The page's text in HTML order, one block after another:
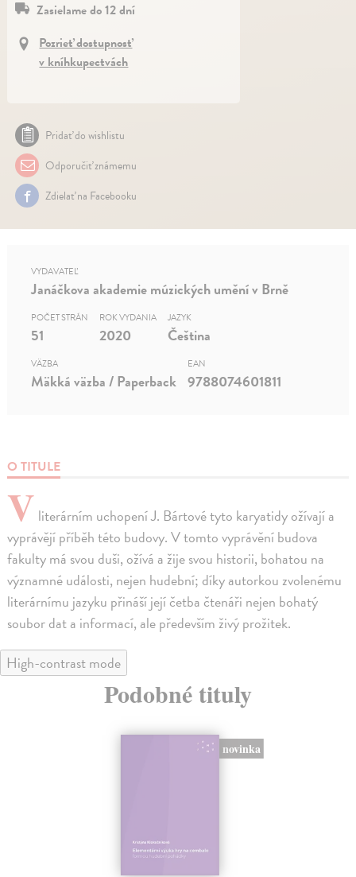
Zasielame do 12 dní
Pozrieť dostupnosť
v kníhkupectvách
Pridať do wishlistu
Odporučiť známemu
Zdielať na Facebooku
O TITULE
V literárním uchopení J. Bártové tyto karyatidy ožívají a
vyprávějí příběh této budovy. V tomto vyprávění budova
fakulty má svou duši, ožívá a žije svou historii, bohatou na
významné události, nejen hudební; díky autorkou zvolenému
literárnímu jazyku přináší její četba čtenáři nejen bohatý
soubor dat a informací, ale především živý prožitek.
VYDAVATEĽ
Janáčkova akademie múzických umění v Brně
POČET STRÁN
51
ROK VYDANIA
2020
JAZYK
Čeština
VÄZBA
Mäkká väzba / Paperback
EAN
9788074601811
High-contrast mode
Podobné tituly
novinka